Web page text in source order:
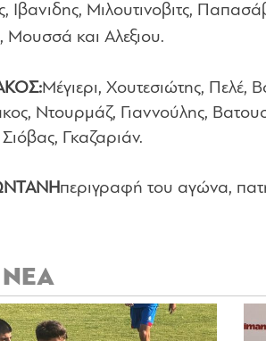
Ιβανιδης, Μιλουτινοβιτς,
Μουσσά και Αλεξιου.
Μέγιερι, Χουτεσιώτης,
Ντουρμάζ, Γιαννούλης,
Σιόβας, Γκαζαριάν.
περιγραφή του αγώνα,
ΝΕΑ